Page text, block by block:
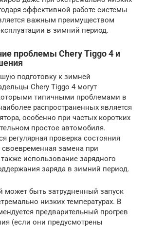
эффективной работе системы
важным преимуществом
в зимний период.
проблемы Chery Tiggo 4 и
подготовку к зимней
Chery Tiggo 4 могут
типичными проблемами в
распространенных является
особенно при частых коротких
простое автомобиля.
регулярная проверка состояния
своевременная замена при
использование зарядного
заряда в зимний период.
может быть затрудненный запуск
низких температурах. В
предварительный прогрев
(если они предусмотрены